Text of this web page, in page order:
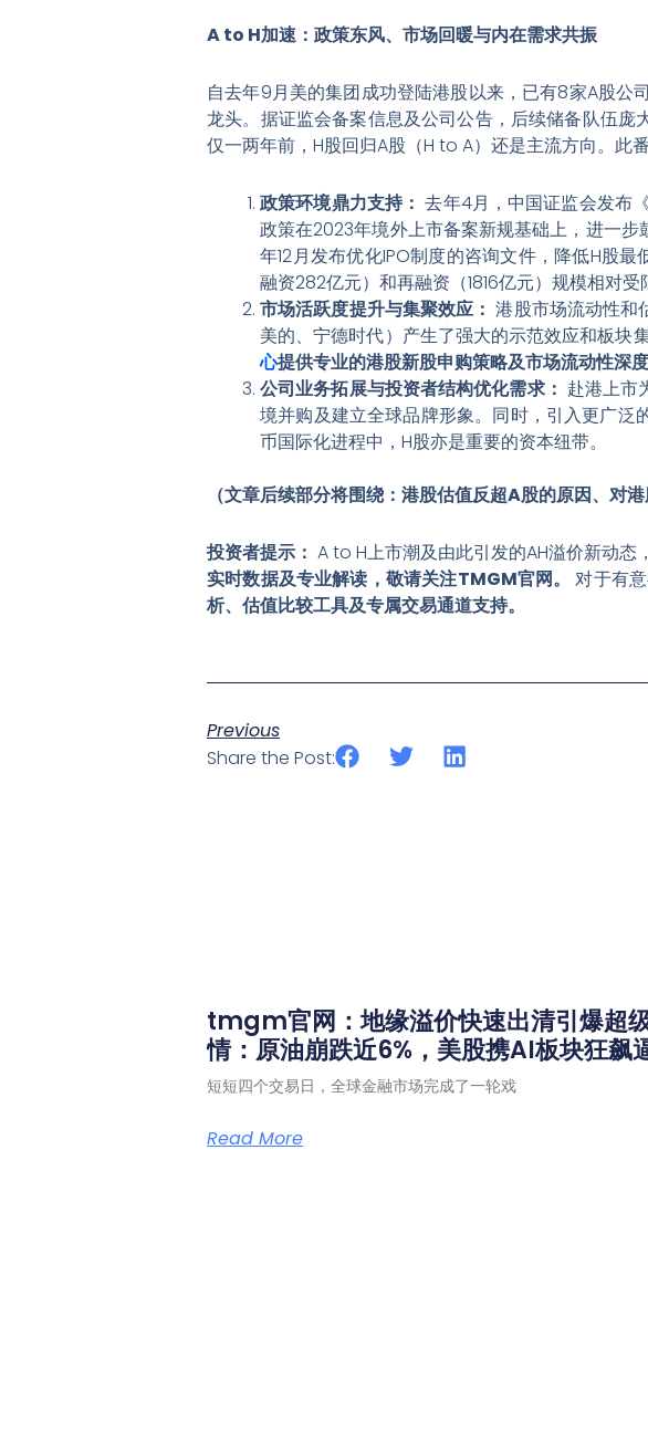
A to H加速：政策东风、市场回暖与内在需求共振
自去年9月美的集团成功登陆港股以来，已有8家A股公
龙头。据证监会备案信息及公司公告，后续储备队伍
仅一两年前，H股回归A股（H to A）还是主流方向。此
政策环境鼎力支持： 去年4月，中国证监会发布
政策在2023年境外上市备案新规基础上，进一
年12月发布优化IPO制度的咨询文件，降低H股
融资282亿元）和再融资（1816亿元）规模相对
市场活跃度提升与集聚效应： 港股市场流动性和
美的、宁德时代）产生了强大的示范效应和板块
心提供专业的港股新股申购策略及市场流动性深度
公司业务拓展与投资者结构优化需求： 赴港上市
境并购及建立全球品牌形象。同时，引入更广
币国际化进程中，H股亦是重要的资本纽带。
（文章后续部分将围绕：港股估值反超A股的原因、对
投资者提示： A to H上市潮及由此引发的AH溢价新动态
实时数据及专业解读，敬请关注TMGM官网。
对于有
析、估值比较工具及专属交易通道支持。
Previous
Share the Post:
tmgm官网：地缘溢价快速出清引爆超
情：原油崩跌近6%，美股携AI板块狂飙
短短四个交易日，全球金融市场完成了一轮戏
Read More